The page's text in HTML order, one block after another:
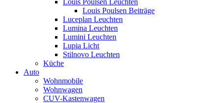
Louis Poulsen Beiträge
Luceplan Leuchten
Lumina Leuchten
Lumini Leuchten
Lupia Licht
Stilnovo Leuchten
Küche
Auto
Wohnmobile
Wohnwagen
CUV-Kastenwagen